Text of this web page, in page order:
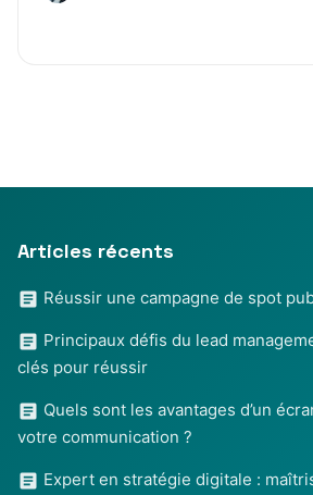
Articles récents
Réussir une campagne de spot
Principaux défis du lead
clés pour réussir
Quels sont les avantages d’un
votre communication ?
Expert en stratégie digitale :